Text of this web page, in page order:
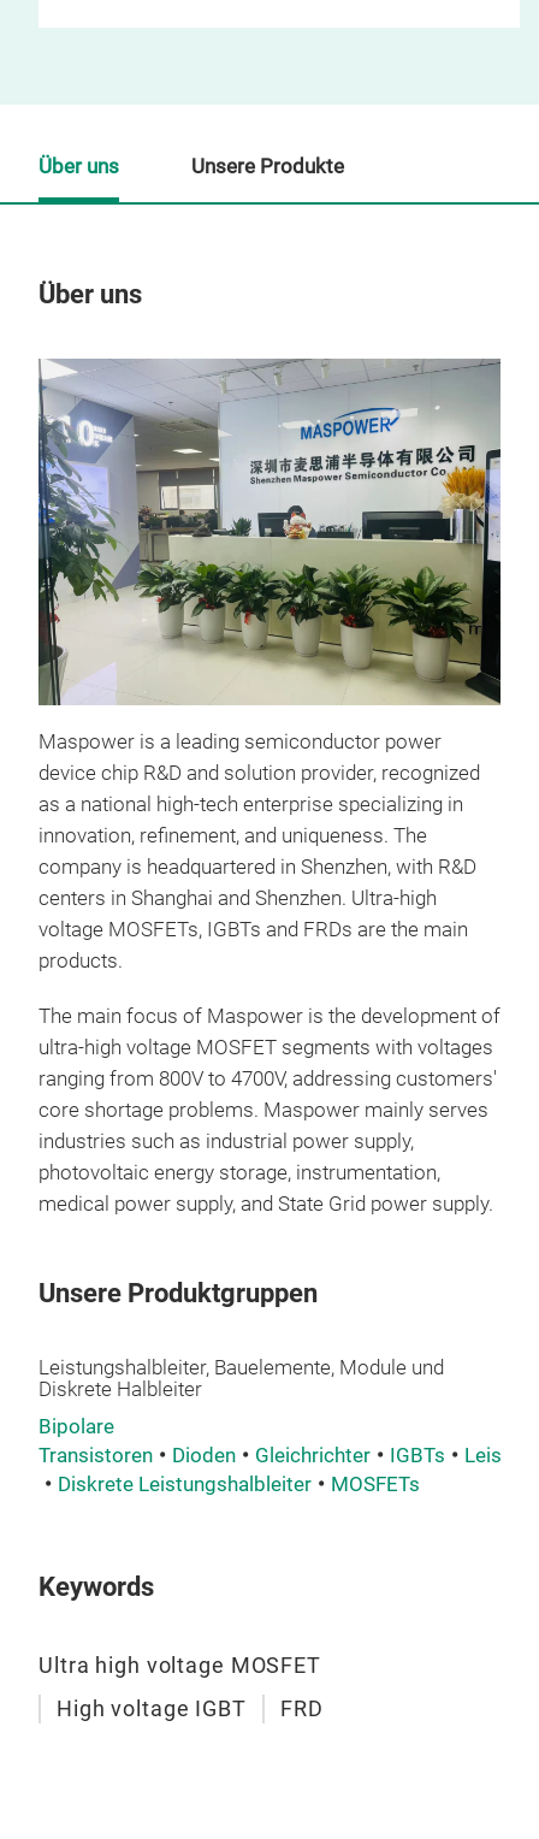
Über uns
Maspower is a leading semiconductor power
device chip R&D and solution provider, recognized
as a national high-tech enterprise specializing in
innovation, refinement, and uniqueness. The
company is headquartered in Shenzhen, with R&D
centers in Shanghai and Shenzhen. Ultra-high
voltage MOSFETs, IGBTs and FRDs are the main
products.
The main focus of Maspower is the development of
ultra-high voltage MOSFET segments with voltages
ranging from 800V to 4700V, addressing customers'
core shortage problems. Maspower mainly serves
industries such as industrial power supply,
photovoltaic energy storage, instrumentation,
medical power supply, and State Grid power supply.
Unsere Produktgruppen
Leistungshalbleiter, Bauelemente, Module und
Diskrete Halbleiter
Bipolare
Transistoren
Dioden Gleichrichter IGBTs
Diskrete Leistungshalbleiter
MOSFETs
Keywords
Ultra high voltage MOSFET
High voltage IGBT
FRD
Über uns Unsere Produkte